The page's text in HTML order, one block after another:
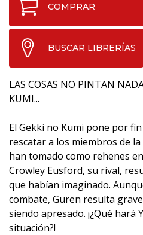
COMPRAR
BUSCAR LIBRERÍAS
LAS COSAS NO PINTAN
KUMI...
El Gekki no Kumi pone por
rescatar a los miembros de
han tomado como rehenes
Crowley Eusford, su rival,
que habían imaginado.
combate, Guren resulta
siendo apresado. ¡¿Qué
situación?!